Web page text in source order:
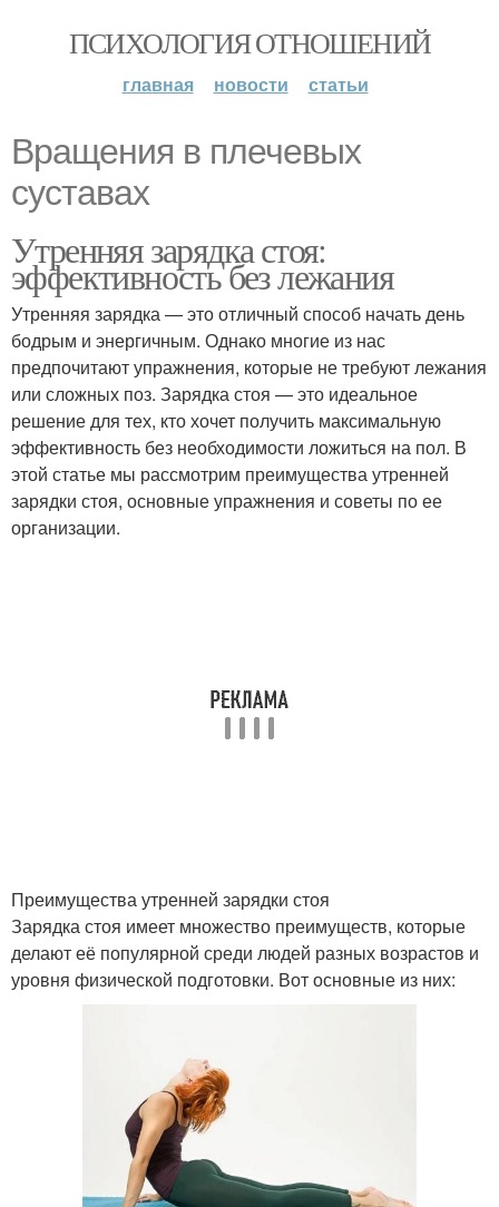
ПСИХОЛОГИЯ ОТНОШЕНИЙ
главная новости статьи
Вращения в плечевых
суставах
Утренняя зарядка стоя:
эффективность без лежания
Утренняя зарядка — это отличный способ начать день
бодрым и энергичным. Однако многие из нас
предпочитают упражнения, которые не требуют лежания
или сложных поз. Зарядка стоя — это идеальное
решение для тех, кто хочет получить максимальную
эффективность без необходимости ложиться на пол. В
этой статье мы рассмотрим преимущества утренней
зарядки стоя, основные упражнения и советы по ее
организации.
Преимущества утренней зарядки стоя
Зарядка стоя имеет множество преимуществ, которые
делают её популярной среди людей разных возрастов и
уровня физической подготовки. Вот основные из них: